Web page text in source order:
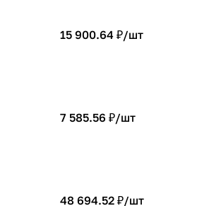
15 900.64 ₽/шт
7 585.56 ₽/шт
48 694.52 ₽/шт